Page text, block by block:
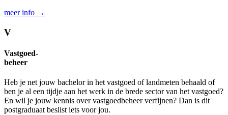
meer info →
V
Vastgoed-
beheer
Heb je net jouw bachelor in het vastgoed of land­meten behaald of
ben je al een tijdje aan het werk in de brede sector van het vastgoed?
En wil je jouw kennis over vastgoed­beheer verfijnen? Dan is dit
postgraduaat beslist iets voor jou.